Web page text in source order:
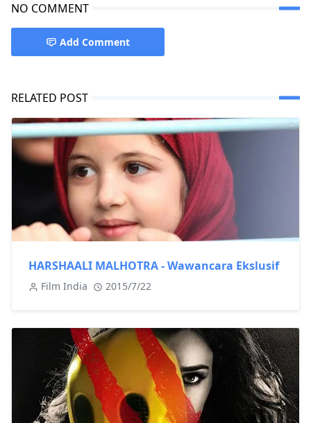
NO COMMENT
Add Comment
RELATED POST
HARSHAALI MALHOTRA - Wawancara Ekslusif
Film India 2015/7/22